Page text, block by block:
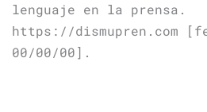
lenguaje en la prensa.
https://dismupren.com
00/00/00].